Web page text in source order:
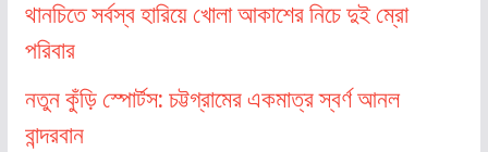
থানচিতে সর্বস্ব হারিয়ে খোলা আকাশের নিচে দুই ম্রো
পরিবার
নতুন কুঁড়ি স্পোর্টস: চট্টগ্রামের একমাত্র স্বর্ণ আনল
বান্দরবান